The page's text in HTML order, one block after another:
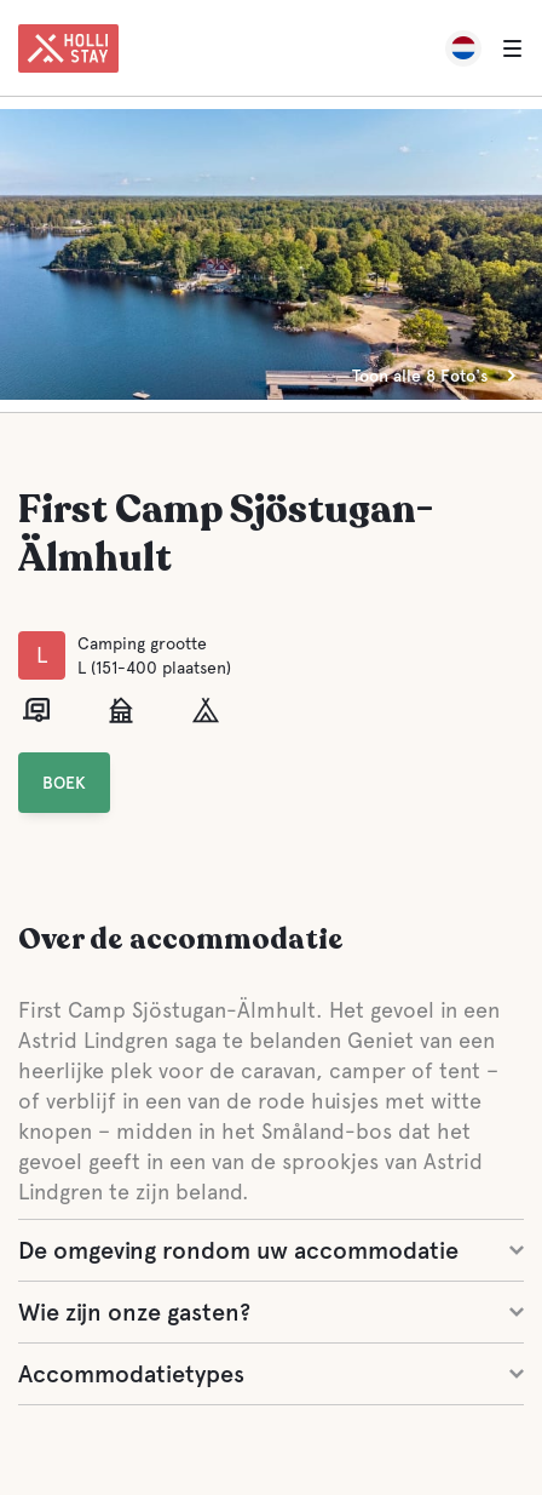
Toon alle 8 Foto's
First Camp Sjöstugan-
Älmhult
L
Camping grootte
L (151-400 plaatsen)
BOEK
Over de accommodatie
First Camp Sjöstugan-Älmhult. Het gevoel in een
Astrid Lindgren saga te belanden Geniet van een
heerlijke plek voor de caravan, camper of tent –
of verblijf in een van de rode huisjes met witte
knopen – midden in het Småland-bos dat het
gevoel geeft in een van de sprookjes van Astrid
Lindgren te zijn beland.
De omgeving rondom uw accommodatie
Wie zijn onze gasten?
Accommodatietypes